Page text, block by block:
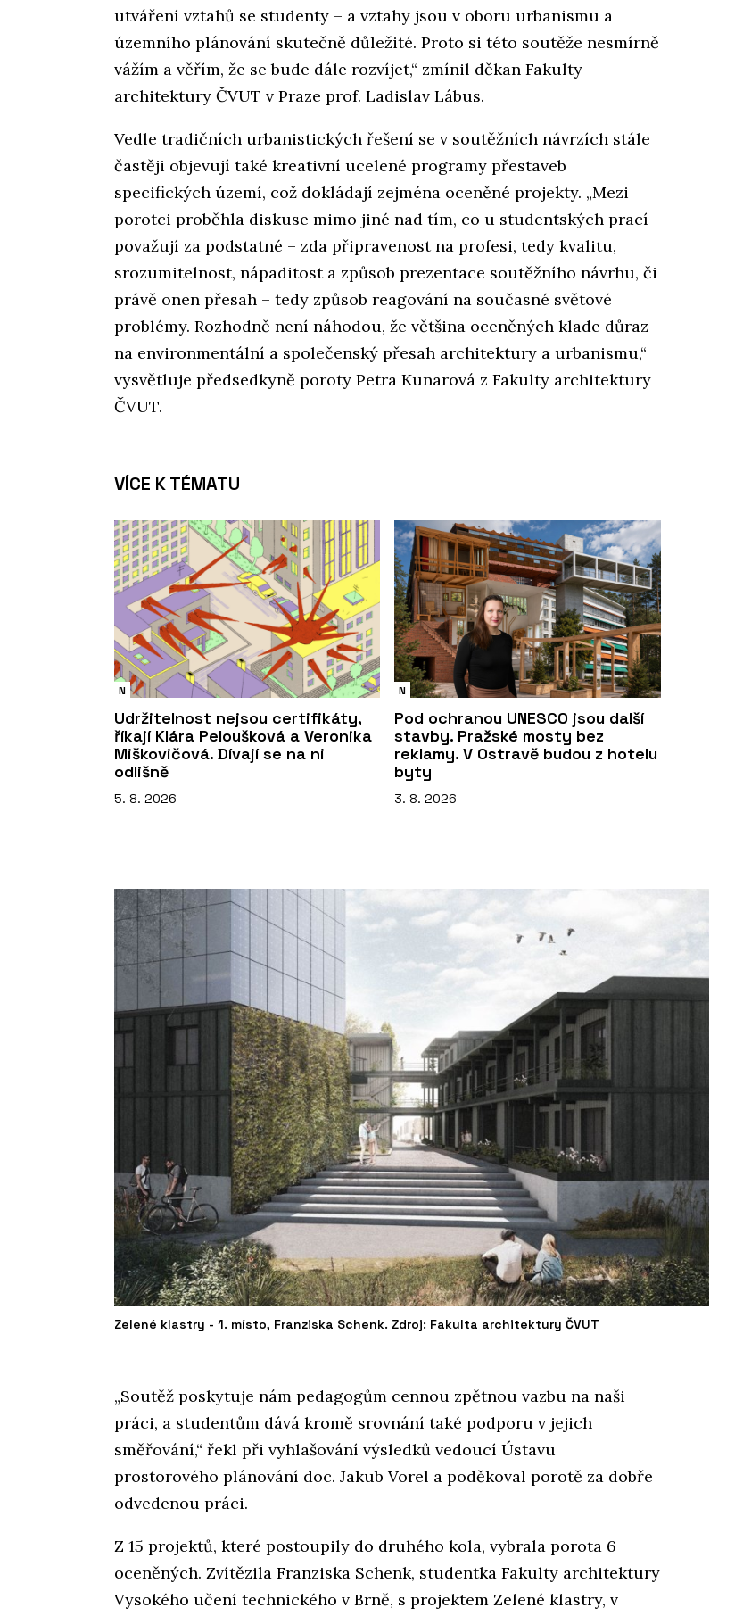
utváření vztahů se studenty – a vztahy jsou v oboru urbanismu a
územního plánování skutečně důležité. Proto si této soutěže nesmírně
vážím a věřím, že se bude dále rozvíjet,“ zmínil děkan Fakulty
architektury ČVUT v Praze prof. Ladislav Lábus.
Vedle tradičních urbanistických řešení se v soutěžních návrzích stále
častěji objevují také kreativní ucelené programy přestaveb
specifických území, což dokládají zejména oceněné projekty. „Mezi
porotci proběhla diskuse mimo jiné nad tím, co u studentských prací
považují za podstatné – zda připravenost na profesi, tedy kvalitu,
srozumitelnost, nápaditost a způsob prezentace soutěžního návrhu, či
právě onen přesah – tedy způsob reagování na současné světové
problémy. Rozhodně není náhodou, že většina oceněných klade důraz
na environmentální a společenský přesah architektury a urbanismu,“
vysvětluje předsedkyně poroty Petra Kunarová z Fakulty architektury
ČVUT.
VÍCE K TÉMATU
N
Udržitelnost nejsou certifikáty,
říkají Klára Peloušková a Veronika
Miškovičová. Dívají se na ni
odlišně
5. 8. 2026
N
Pod ochranou UNESCO jsou další
stavby. Pražské mosty bez
reklamy. V Ostravě budou z hotelu
byty
3. 8. 2026
Zelené klastry - 1. místo, Franziska Schenk. Zdroj: Fakulta architektury ČVUT
„Soutěž poskytuje nám pedagogům cennou zpětnou vazbu na naši
práci, a studentům dává kromě srovnání také podporu v jejich
směřování,“ řekl při vyhlašování výsledků vedoucí Ústavu
prostorového plánování doc. Jakub Vorel a poděkoval porotě za dobře
odvedenou práci.
Z 15 projektů, které postoupily do druhého kola, vybrala porota 6
oceněných. Zvítězila Franziska Schenk, studentka Fakulty architektury
Vysokého učení technického v Brně, s projektem Zelené klastry, v